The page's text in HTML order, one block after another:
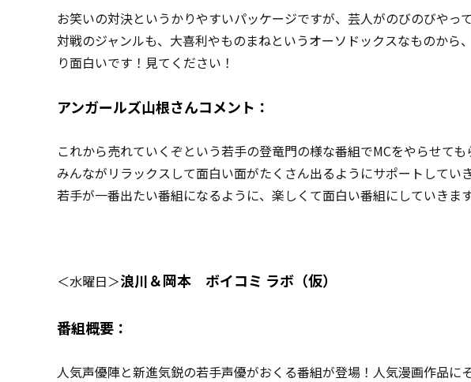
お笑いの対決というかりやすいパッケージですが、芸人がのびのびやっ
対戦のジャンルも、大喜利やものまねというオーソドックスなものか
り面白いです！見てください！
アンガールズ山根さんコメント：
これから売れていくぞという若手の登竜門の様な番組でMCをやらせても
みんながリラックスして面白い面がたくさん出るようにサポートしていき
若手が一番出たい番組になるように、楽しくて面白い番組にしていきま
＜水曜日＞浪川＆岡本 ボイコミ ラボ（仮）
番組概要：
人気声優陣と新進気鋭の若手声優がおくる番組が登場！人気漫画作品